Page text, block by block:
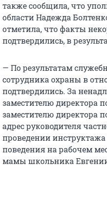
также сообщила, что
области Надежда
отметила, что факты
подтвердились, в
— По результатам
сотрудника охраны в
подтвердились. За
заместителю директора
заместителю директора
адрес руководителя
проведении
поведения на рабочем
мамы школьника